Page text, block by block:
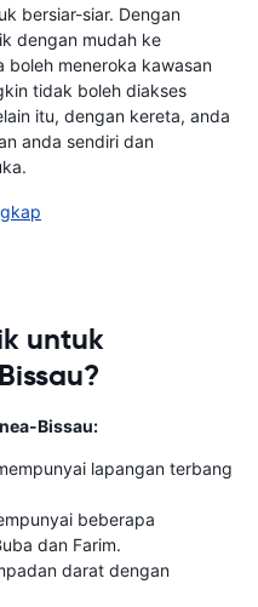
bersiar-siar. Dengan
dengan mudah ke
boleh meneroka kawasan
tidak boleh diakses
itu, dengan kereta, anda
anda sendiri dan
untuk
Bissau:
lapangan terbang
beberapa
dan Farim.
darat dengan